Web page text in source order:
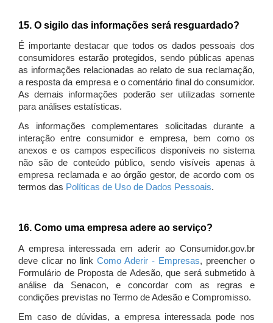
15. O sigilo das informações será resguardado?
É importante destacar que todos os dados pessoais dos
consumidores estarão protegidos, sendo públicas apenas
as informações relacionadas ao relato de sua reclamação,
a resposta da empresa e o comentário final do consumidor.
As demais informações poderão ser utilizadas somente
para análises estatísticas.
As informações complementares solicitadas durante a
interação entre consumidor e empresa, bem como os
anexos e os campos específicos disponíveis no sistema
não são de conteúdo público, sendo visíveis apenas à
empresa reclamada e ao órgão gestor, de acordo com os
termos das Políticas de Uso de Dados Pessoais.
16. Como uma empresa adere ao serviço?
A empresa interessada em aderir ao Consumidor.gov.br
deve clicar no link Como Aderir - Empresas, preencher o
Formulário de Proposta de Adesão, que será submetido à
análise da Senacon, e concordar com as regras e
condições previstas no Termo de Adesão e Compromisso.
Em caso de dúvidas, a empresa interessada pode nos